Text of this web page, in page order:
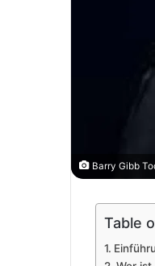
Barry Gibb
Table